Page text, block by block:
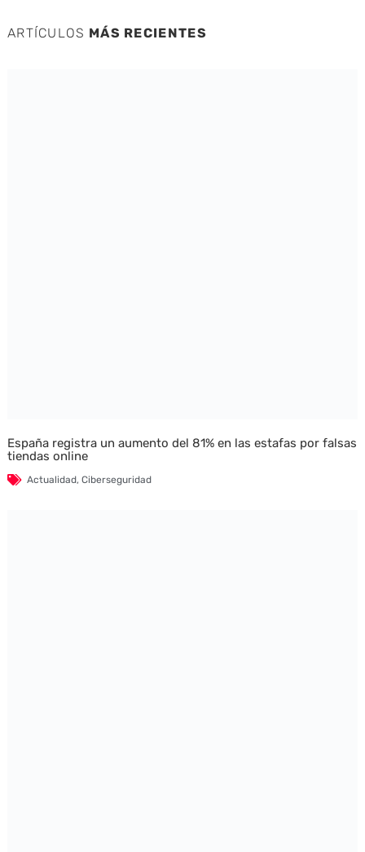
ARTÍCULOS MÁS RECIENTES
España registra un aumento del 81% en las estafas por falsas
tiendas online
Actualidad, Ciberseguridad